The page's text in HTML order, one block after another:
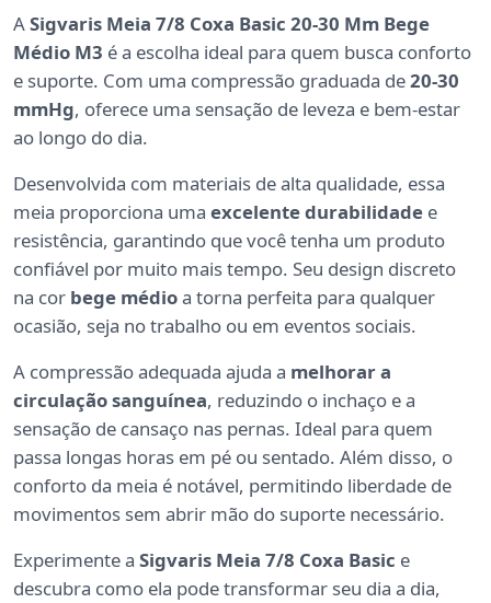
ASigvaris Meia 7/8 Coxa Basic 20-30 Mm Bege
Médio M3 é a escolha ideal para quem busca conforto
e suporte. Com uma compressão graduada de20-30
mmHg, oferece uma sensação de leveza e bem-estar
ao longo do dia.
Desenvolvida com materiais de alta qualidade, essa
meia proporciona uma excelente durabilidade e
resistência, garantindo que você tenha um produto
confiável por muito mais tempo. Seu design discreto
na cor bege médioa torna perfeita para qualquer
ocasião, seja no trabalho ou em eventos sociais.
A compressão adequada ajuda a melhorar a
circulação sanguínea, reduzindo o inchaço e a
sensação de cansaço nas pernas. Ideal para quem
passa longas horas em pé ou sentado. Além disso, o
conforto da meia é notável, permitindo liberdade de
movimentos sem abrir mão do suporte necessário.
Experimente a Sigvaris Meia 7/8 Coxa Basic e
descubra como ela pode transformar seu dia a dia,